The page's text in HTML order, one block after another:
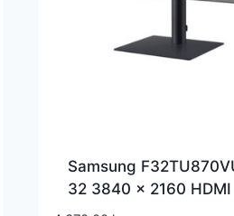
Samsung
32 3840 x 2160 HDMI
DisplayPort